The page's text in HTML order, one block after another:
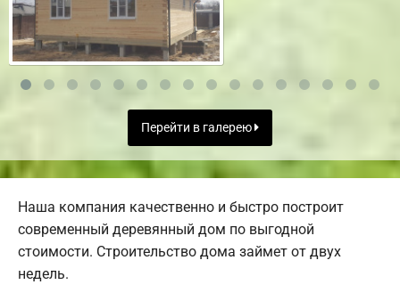
Перейти в галерею
Наша компания качественно и быстро построит
современный деревянный дом по выгодной
стоимости. Строительство дома займет от двух
недель.